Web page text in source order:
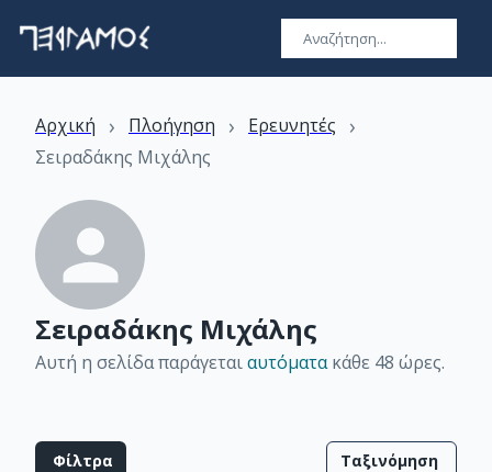
Αρχική › Πλοήγηση › Ερευνητές ›
Σειραδάκης Μιχάλης
Σειραδάκης Μιχάλης
Αυτή η σελίδα παράγεταιαυτόματακάθε 48 ώρες.
Φίλτρα Ταξινόμηση